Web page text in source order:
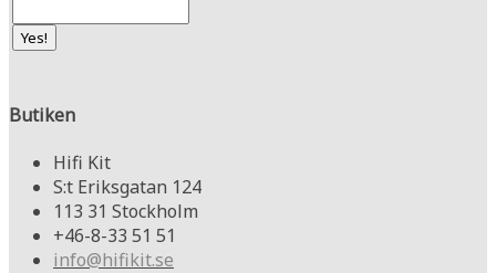
Butiken
Hifi Kit
S:t Eriksgatan 124
113 31 Stockholm
+46-8-33 51 51
info@hifikit.se